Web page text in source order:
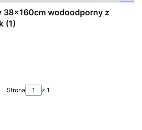
38x160cm wodoodporny z
(1)
Strona z 1